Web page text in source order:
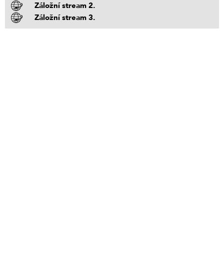
Záložní stream 2.
Záložní stream 3.